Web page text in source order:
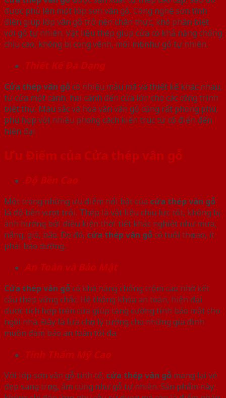
được phủ lên một lớp sơn vân gỗ. Công nghệ sơn tĩnh
điện giúp lớp vân gỗ trở nên chân thực, khó phân biệt
với gỗ tự nhiên. Vật liệu thép giúp cửa có khả năng chống
chịu cao, không bị cong vênh, mối mọt như gỗ tự nhiên.
Thiết Kế Đa Dạng
Cửa thép vân gỗ có nhiều mẫu mã và thiết kế khác nhau,
từ cửa một cánh, hai cánh đến cửa lớn cho các công trình
biệt thự. Màu sắc và hoa văn vân gỗ cũng rất phong phú,
phù hợp với nhiều phong cách kiến trúc từ cổ điển đến
hiện đại.
Ưu Điểm của Cửa thép vân gỗ
Độ Bền Cao
Một trong những ưu điểm nổi bật của cửa thép vân gỗ
là độ bền vượt trội. Thép là vật liệu chịu lực tốt, không bị
ảnh hưởng bởi điều kiện thời tiết khắc nghiệt như mưa,
nắng, gió, bão. Do đó, cửa thép vân gỗ có tuổi thọ cao, ít
phải bảo dưỡng.
An Toàn và Bảo Mật
Cửa thép vân gỗ có khả năng chống trộm cao nhờ kết
cấu thép vững chắc. Hệ thống khóa an toàn, hiện đại
được tích hợp trên cửa giúp tăng cường tính bảo mật cho
ngôi nhà. Đây là lựa chọn lý tưởng cho những gia đình
muốn đảm bảo an toàn tối đa.
Tính Thẩm Mỹ Cao
Với lớp sơn vân gỗ tinh tế, cửa thép vân gỗ mang lại vẻ
đẹp sang trọng, ấm cúng như gỗ tự nhiên. Sản phẩm này